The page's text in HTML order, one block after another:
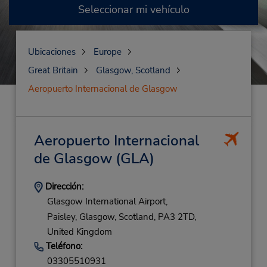
Seleccionar mi vehículo
Ubicaciones
Europe
Great Britain
Glasgow, Scotland
Aeropuerto Internacional de Glasgow
Aeropuerto Internacional
de Glasgow(GLA)
Dirección:
Glasgow International Airport,
Paisley, Glasgow, Scotland, PA3 2TD,
United Kingdom
Teléfono:
03305510931